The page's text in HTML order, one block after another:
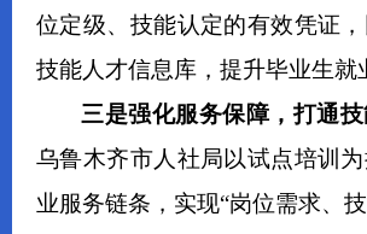
位定级、技能认定的有效凭证
技能人才信息库，提升毕业生就
三是强化服务保障，打通
乌鲁木齐市人社局以试点培训
业服务链条，实现“岗位需求、